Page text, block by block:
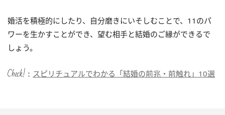
婚活を積極的にしたり、自分磨きにいそしむことで、11のパ
ワーを生かすことができ、望む相手と結婚のご縁ができるで
しょう。
Check!： スピリチュアルでわかる「結婚の前兆・前触れ」10選